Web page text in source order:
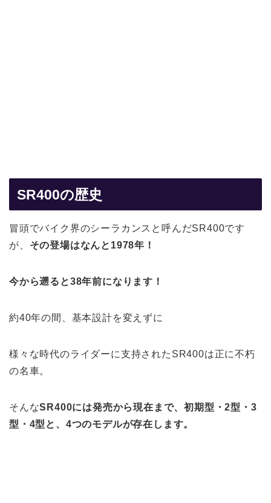
SR400の歴史
冒頭でバイク界のシーラカンスと呼んだSR400です
が、 その登場はなんと1978年！
今から遡ると38年前になります！
約40年の間、基本設計を変えずに
様々な時代のライダーに支持されたSR400は正に不朽
の名車。
そんなSR400には発売から現在まで、初期型・2型・3
型・4型と、4つのモデルが存在します。